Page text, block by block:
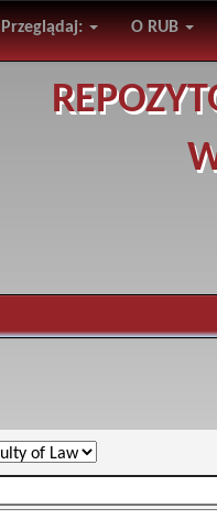
Przeglądaj: O RUB